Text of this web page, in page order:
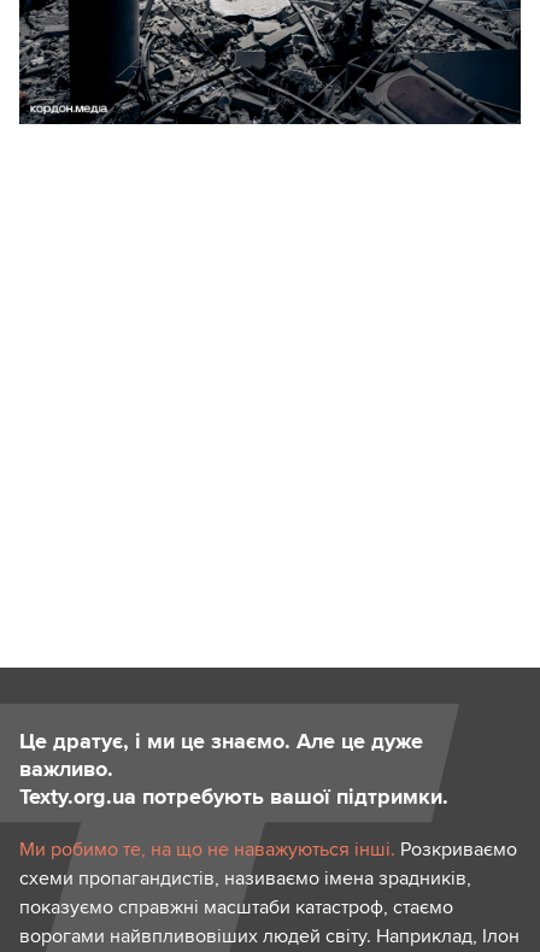
Це дратує, і ми це знаємо. Але це дуже
важливо.
Texty.org.ua потребують вашої підтримки.
Ми робимо те, на що не наважуються інші. Розкриваємо
схеми пропагандистів, називаємо імена зрадників,
показуємо справжні масштаби катастроф, стаємо
ворогами найвпливовіших людей світу. Наприклад, Ілон